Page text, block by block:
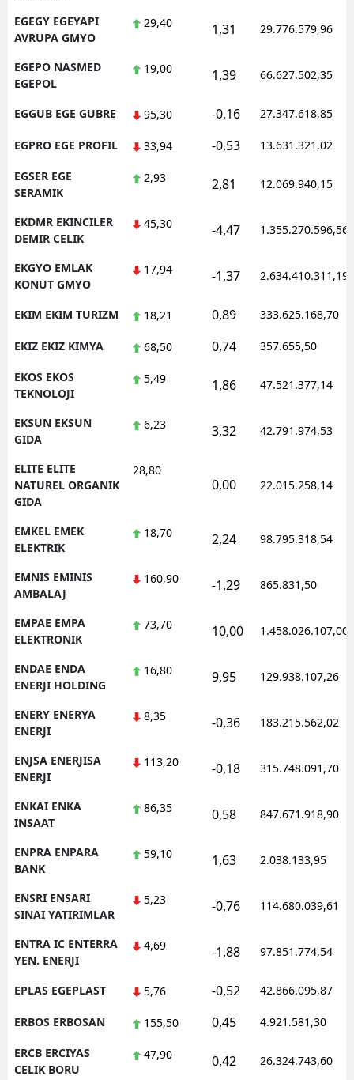
EGEGY EGEYAPI
AVRUPA GMYO
29,40 1,31 29.776.579,96
EGEPO NASMED
EGEPOL
19,00 1,39 66.627.502,35
EGGUB EGE GUBRE 95,30 -0,16 27.347.618,85
EGPRO EGE PROFIL 33,94 -0,53 13.631.321,02
EGSER EGE
SERAMIK
2,93 2,81 12.069.940,15
EKDMR EKINCILER
DEMIR CELIK
45,30 -4,47 1.355.270.596,56
EKGYO EMLAK
KONUT GMYO
17,94 -1,37 2.634.410.311,19
EKIM EKIM TURIZM 18,21 0,89 333.625.168,70
EKIZ EKIZ KIMYA 68,50 0,74 357.655,50
EKOS EKOS
TEKNOLOJI
5,49 1,86 47.521.377,14
EKSUN EKSUN
GIDA
6,23 3,32 42.791.974,53
ELITE ELITE
NATUREL ORGANIK
GIDA
28,80
0,00 22.015.258,14
EMKEL EMEK
ELEKTRIK
18,70 2,24 98.795.318,54
EMNIS EMINIS
AMBALAJ
160,90 -1,29 865.831,50
EMPAE EMPA
ELEKTRONIK
73,70 10,00 1.458.026.107,00
ENDAE ENDA
ENERJI HOLDING
16,80 9,95 129.938.107,26
ENERY ENERYA
ENERJI
8,35 -0,36 183.215.562,02
ENJSA ENERJISA
ENERJI
113,20 -0,18 315.748.091,70
ENKAI ENKA
INSAAT
86,35 0,58 847.671.918,90
ENPRA ENPARA
BANK
59,10 1,63 2.038.133,95
ENSRI ENSARI
SINAI YATIRIMLAR
5,23 -0,76 114.680.039,61
ENTRA IC ENTERRA
YEN. ENERJI
4,69 -1,88 97.851.774,54
EPLAS EGEPLAST 5,76 -0,52 42.866.095,87
ERBOS ERBOSAN 155,50 0,45 4.921.581,30
ERCB ERCIYAS
CELIK BORU
47,90 0,42 26.324.743,60